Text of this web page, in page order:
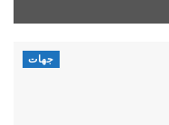
جهات